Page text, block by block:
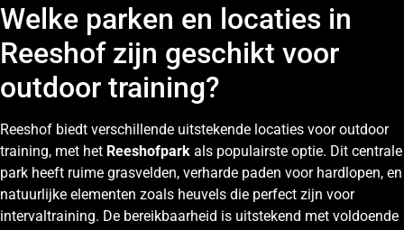
Welke parken en locaties in
Reeshof zijn geschikt voor
outdoor training?
Reeshof biedt verschillende uitstekende locaties voor outdoor
training, met het Reeshofpark als populairste optie. Dit centrale
park heeft ruime grasvelden, verharde paden voor hardlopen, en
natuurlijke elementen zoals heuvels die perfect zijn voor
intervaltraining. De bereikbaarheid is uitstekend met voldoende